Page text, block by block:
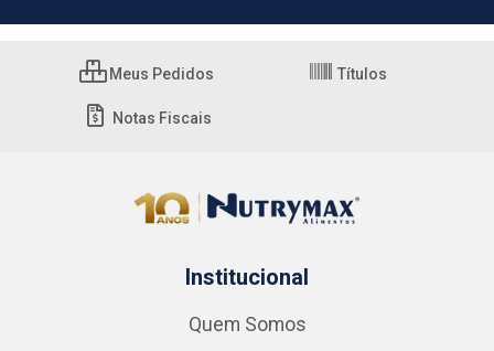
Meus Pedidos Títulos
Notas Fiscais
Institucional
Quem Somos